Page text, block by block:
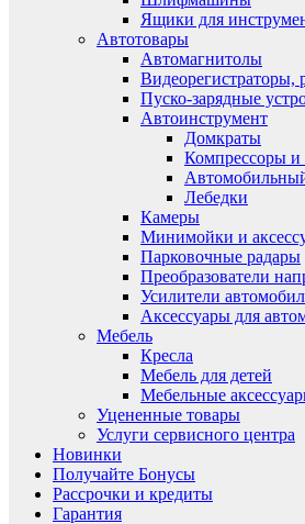
Ящики для
Автотовары
Автомагнитолы
Видеорегистраторы,
Пуско-зарядные
Автоинструмент
Домкраты
Компрессоры
Лебедки
Камеры
Минимойки и
Парковочные радары
Преобразователи
Усилители
Аксессуары для
Мебель
Кресла
Мебель для детей
Мебельные
Уцененные товары
Услуги сервисного центра
Новинки
Получайте Бонусы
Рассрочки и кредиты
Гарантия